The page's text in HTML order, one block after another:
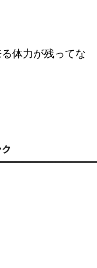
体力が残ってな